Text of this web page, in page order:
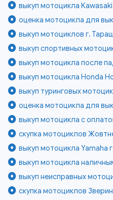
выкуп мотоцикла
оценка мотоцикла для
выкуп мотоциклов г.
выкуп спортивных
выкуп мотоцикла после
выкуп мотоцикла Honda
выкуп туринговых
оценка мотоцикла для
выкуп мотоцикла с
скупка мотоциклов
выкуп мотоцикла Yamaha
выкуп мотоцикла
выкуп неисправных
скупка мотоциклов